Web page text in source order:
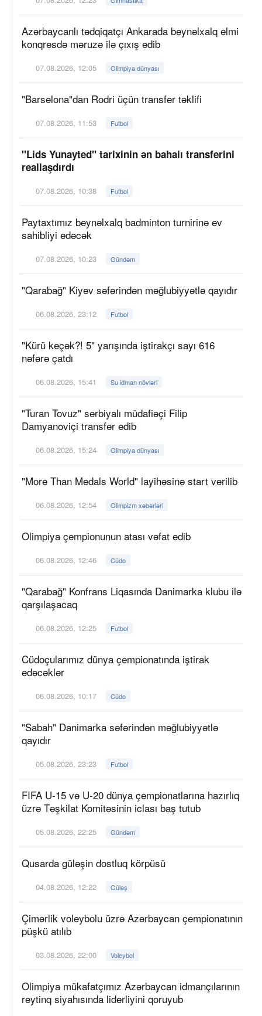
Azərbaycanlı tədqiqatçı Ankarada beynəlxalq elmi
konqresdə məruzə ilə çıxış edib
07.08.2026, 12:05 Olimpiya dünyası
"Barselona"dan Rodri üçün transfer təklifi
07.08.2026, 11:53 Futbol
"Lids Yunayted" tarixinin ən bahalı transferini
reallaşdırdı
07.08.2026, 10:38 Futbol
Paytaxtımız beynəlxalq badminton turnirinə ev
sahibliyi edəcək
07.08.2026, 10:23 Gündəm
"Qarabağ" Kiyev səfərindən məğlubiyyətlə qayıdır
06.08.2026, 23:12 Futbol
"Kürü keçək?! 5" yarışında iştirakçı sayı 616
nəfərə çatdı
06.08.2026, 15:41 Su idman növləri
"Turan Tovuz" serbiyalı müdafiəçi Filip
Damyanoviçi transfer edib
06.08.2026, 15:24 Olimpiya dünyası
"More Than Medals World" layihəsinə start verilib
06.08.2026, 12:54 Olimpizm xəbərləri
Olimpiya çempionunun atası vəfat edib
06.08.2026, 12:46 Cüdo
"Qarabağ" Konfrans Liqasında Danimarka klubu ilə
qarşılaşacaq
06.08.2026, 12:25 Futbol
Cüdoçularımız dünya çempionatında iştirak
edəcəklər
06.08.2026, 10:17 Cüdo
"Sabah" Danimarka səfərindən məğlubiyyətlə
qayıdır
05.08.2026, 23:23 Futbol
FIFA U-15 və U-20 dünya çempionatlarına hazırlıq
üzrə Təşkilat Komitəsinin iclası baş tutub
05.08.2026, 22:25 Gündəm
Qusarda güləşin dostluq körpüsü
04.08.2026, 12:22 Güləş
Çimərlik voleybolu üzrə Azərbaycan çempionatının
püşkü atılıb
03.08.2026, 22:00 Voleybol
Olimpiya mükafatçımız Azərbaycan idmançılarının
reytinq siyahısında liderliyini qoruyub